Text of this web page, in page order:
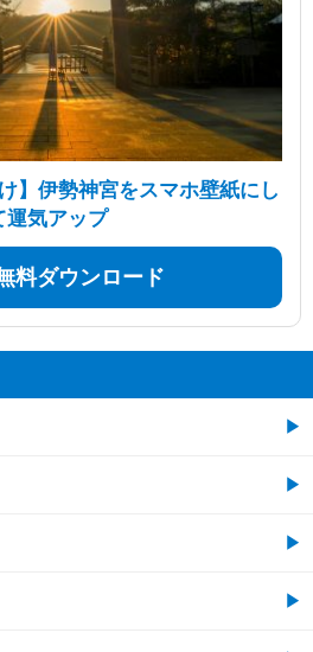
】伊勢神宮をスマホ壁紙にし
運気アップ
料ダウンロード